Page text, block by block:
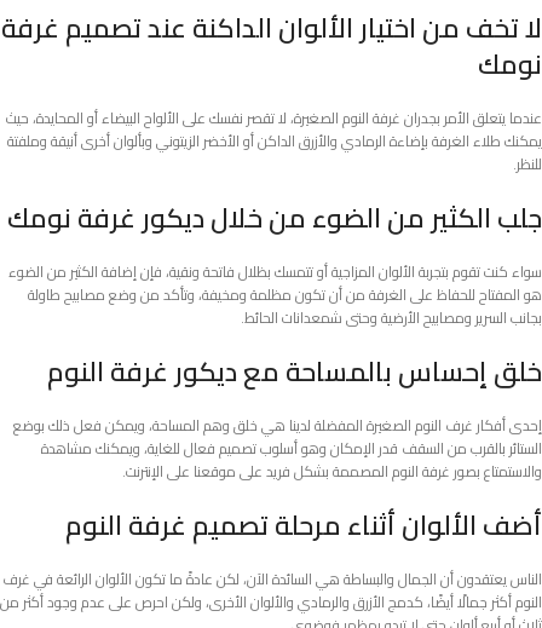
لا تخف من اختيار الألوان الداكنة عند تصميم غرفة
نومك
عندما يتعلق الأمر بجدران غرفة النوم الصغيرة، لا تقصر نفسك على الألواح البيضاء أو المحايدة، حيث
يمكنك طلاء الغرفة بإضاءة الرمادي والأزرق الداكن أو الأخضر الزيتوني وبألوان أخرى أنيقة وملفتة
للنظر.
جلب الكثير من الضوء من خلال ديكور غرفة نومك
سواء كنت تقوم بتجربة الألوان المزاجية أو تتمسك بظلال فاتحة ونقية، فإن إضافة الكثير من الضوء
هو المفتاح للحفاظ على الغرفة من أن تكون مظلمة ومخيفة، وتأكد من وضع مصابيح طاولة
بجانب السرير ومصابيح الأرضية وحتى شمعدانات الحائط.
خلق إحساس بالمساحة مع ديكور غرفة النوم
إحدى أفكار غرف النوم الصغيرة المفضلة لدينا هي خلق وهم المساحة، ويمكن فعل ذلك بوضع
الستائر بالقرب من السقف قدر الإمكان وهو أسلوب تصميم فعال للغاية، ويمكنك مشاهدة
والاستمتاع بصور غرفة النوم المصممة بشكل فريد على موقعنا على الإنترنت.
أضف الألوان أثناء مرحلة تصميم غرفة النوم
الناس يعتقدون أن الجمال والبساطة هي السائدة الآن، لكن عادةً ما تكون الألوان الرائعة في غرف
النوم أكثر جمالًا أيضًا، كدمج الأزرق والرمادي والألوان الأخرى، ولكن احرص على عدم وجود أكثر من